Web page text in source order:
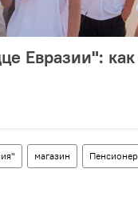
Евразии":
магазин Пенсионер